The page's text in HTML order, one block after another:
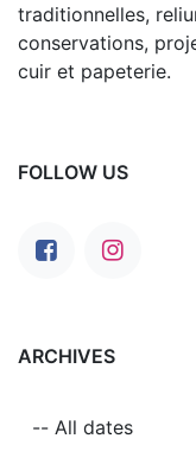
traditionnelles,
conservations,
cuir et papeterie.
FOLLOW US
ARCHIVES